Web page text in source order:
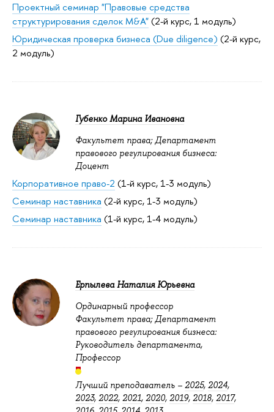
Проектный семинар "Правовые средства
структурирования сделок M&A"(2-й курс, 1 модуль)
Юридическая проверка бизнеса (Due diligence) (2-й курс,
2 модуль)
Губенко Марина Ивановна
Факультет права; Департамент
правового регулирования бизнеса:
Доцент
Корпоративное право-2 (1-й курс, 1-3 модуль)
Семинар наставника (2-й курс, 1-3 модуль)
Семинар наставника (1-й курс, 1-4 модуль)
Ерпылева Наталия Юрьевна
Ординарный профессор
Факультет права; Департамент
правового регулирования бизнеса:
Руководитель департамента,
Профессор
Лучший преподаватель – 2025, 2024,
2023, 2022, 2021, 2020, 2019, 2018, 2017,